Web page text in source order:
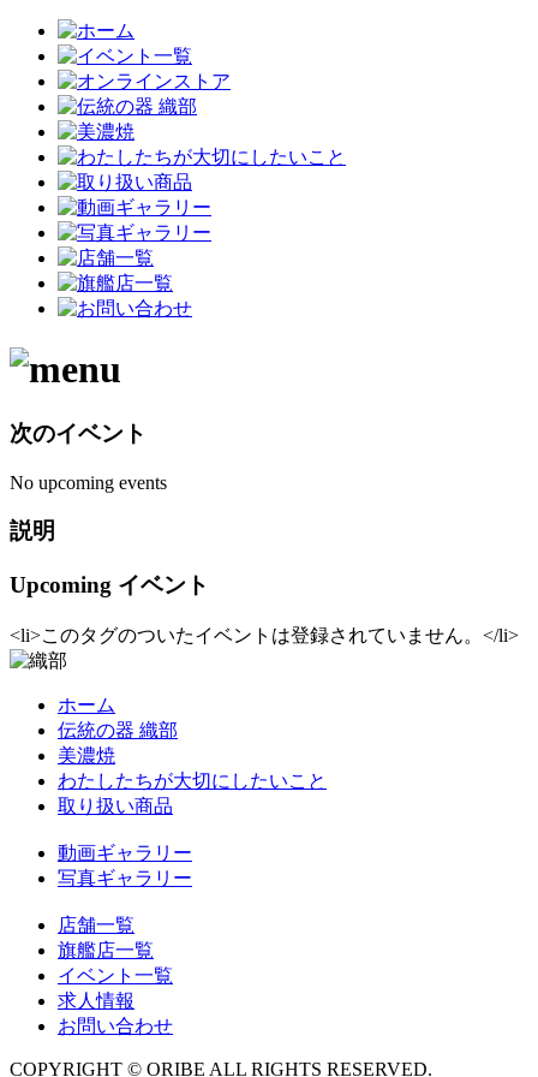
次のイベント
No upcoming events
説明
Upcoming イベント
<li>このタグのついたイベントは登録されていません。</li>
ホーム
伝統の器 織部
美濃焼
わたしたちが大切にしたいこと
取り扱い商品
動画ギャラリー
写真ギャラリー
店舗一覧
旗艦店一覧
イベント一覧
求人情報
お問い合わせ
COPYRIGHT © ORIBE ALL RIGHTS RESERVED.